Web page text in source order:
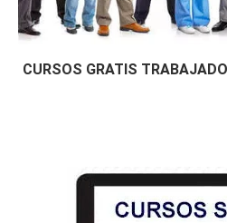
CURSOS GRATIS